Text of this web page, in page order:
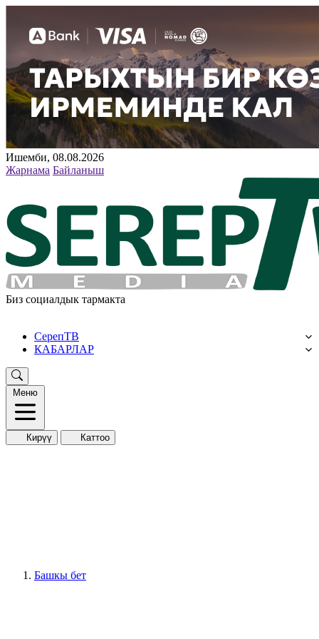
Ишемби, 08.08.2026
Жарнама Байланыш
Биз социалдык тармакта
СерепТВ
КАБАРЛАР
Меню
Кирүү Каттоо
Башкы бет